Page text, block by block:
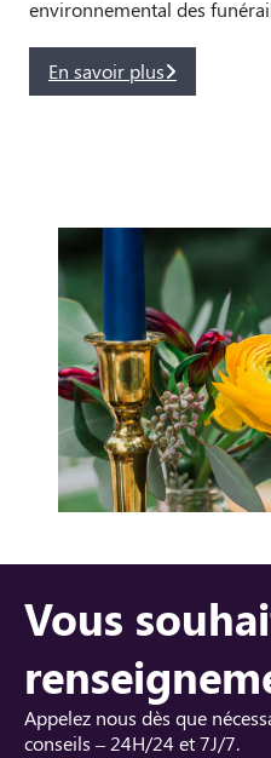
environnemental des
En savoir plus
Vous
Appelez nous dès que
conseils – 24H/24 et 7J/7.